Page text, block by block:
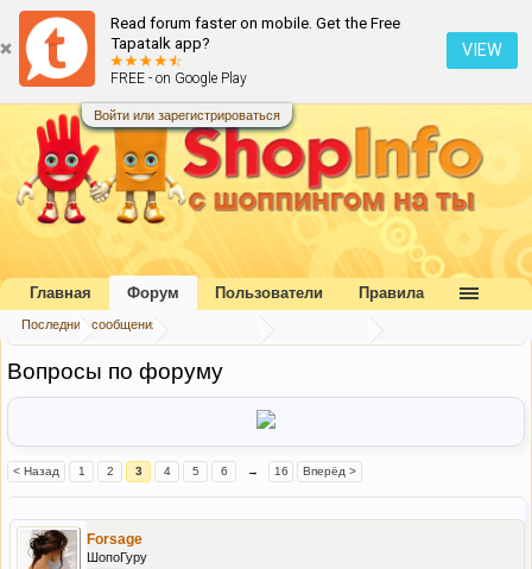
Read forum faster on mobile. Get the Free
Tapatalk app?
FREE - on Google Play
VIEW
Войти или зарегистрироваться
Главная Форум
Вопросы по форуму
< Назад 1 2 3 4 5 6 → 16 Вперёд >
Forsage
ШопоГуру
Главная Форум
Последние сообщения
Пользователи Правила